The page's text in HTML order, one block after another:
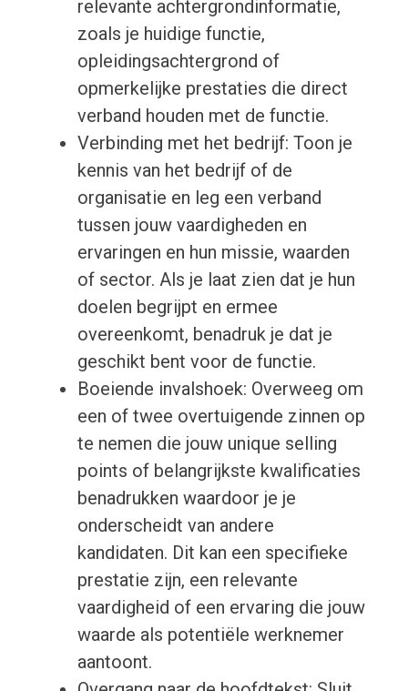
relevante achtergrondinformatie,
zoals je huidige functie,
opleidingsachtergrond of
opmerkelijke prestaties die direct
verband houden met de functie.
Verbinding met het bedrijf: Toon je
kennis van het bedrijf of de
organisatie en leg een verband
tussen jouw vaardigheden en
ervaringen en hun missie, waarden
of sector. Als je laat zien dat je hun
doelen begrijpt en ermee
overeenkomt, benadruk je dat je
geschikt bent voor de functie.
Boeiende invalshoek: Overweeg om
een of twee overtuigende zinnen op
te nemen die jouw unique selling
points of belangrijkste kwalificaties
benadrukken waardoor je je
onderscheidt van andere
kandidaten. Dit kan een specifieke
prestatie zijn, een relevante
vaardigheid of een ervaring die jouw
waarde als potentiële werknemer
aantoont.